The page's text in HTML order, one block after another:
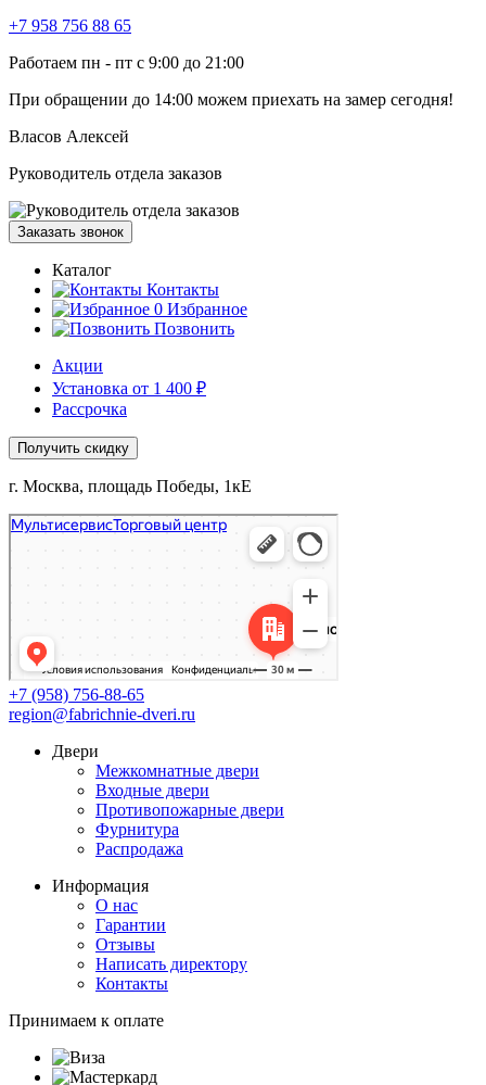
+7 958 756 88 65
Работаем пн - пт с 9:00 до 21:00
При обращении до 14:00 можем приехать на замер сегодня!
Власов Алексей
Руководитель отдела заказов
Заказать звонок
Каталог
Контакты
0 Избранное
Позвонить
Акции
Установка от 1 400 ₽
Рассрочка
Получить скидку
г. Москва, площадь Победы, 1кЕ
+7 (958) 756-88-65
region@fabrichnie-dveri.ru
Двери
Межкомнатные двери
Входные двери
Противопожарные двери
Фурнитура
Распродажа
Информация
О нас
Гарантии
Отзывы
Написать директору
Контакты
Принимаем к оплате